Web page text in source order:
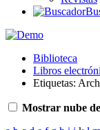
Biblioteca
Libros
Etiquetas:
Mostrar nube